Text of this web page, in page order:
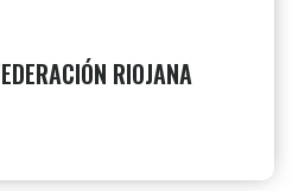
RIOJANA